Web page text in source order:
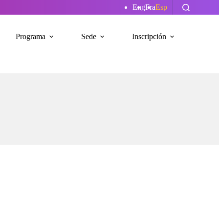
EngFraEsp
Programa Sede Inscripción